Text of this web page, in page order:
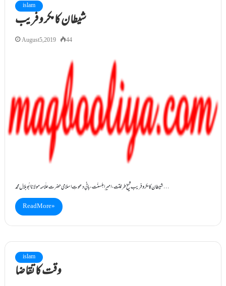
islam
شیطان کا مکر و فریب
August 5, 2019 44
شیطان کا مکر و فریب شیخِ طریقت ، امیرِ اہلسنّت ، بانیِ دعوتِ اسلامی حضرت علّامہ مولانا ابُو بلال محمد…
Read More »
islam
وقت کا تقاضا